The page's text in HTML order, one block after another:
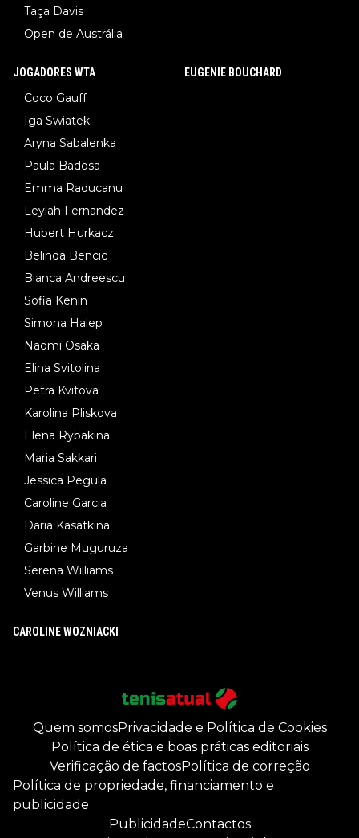
Taça Davis
Open de Austrália
JOGADORES WTA
Coco Gauff
Iga Swiatek
Aryna Sabalenka
Paula Badosa
Emma Raducanu
Leylah Fernandez
Hubert Hurkacz
Belinda Bencic
Bianca Andreescu
Sofia Kenin
Simona Halep
Naomi Osaka
Elina Svitolina
Petra Kvitova
Karolina Pliskova
Elena Rybakina
Maria Sakkari
Jessica Pegula
Caroline Garcia
Daria Kasatkina
Garbine Muguruza
Serena Williams
Venus Williams
EUGENIE BOUCHARD
CAROLINE WOZNIACKI
Quem somosPrivacidade e Política de Cookies
Política de ética e boas práticas editoriais
Verificação de factosPolítica de correção
Política de propriedade, financiamento e
publicidade
PublicidadeContactos